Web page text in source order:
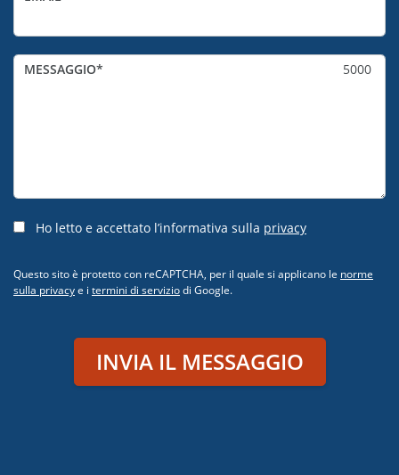
MESSAGGIO 5000
Ho letto e accettato l’informativa sulla privacy
Questo sito è protetto con reCAPTCHA, per il quale si applicano le norme
sulla privacye i termini di serviziodi Google.
INVIA IL MESSAGGIO